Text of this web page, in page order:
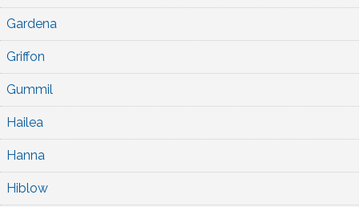
Gardena
Griffon
Gummil
Hailea
Hanna
Hiblow